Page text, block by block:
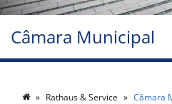
Câmara Municipal
Rathaus & Service Câmara